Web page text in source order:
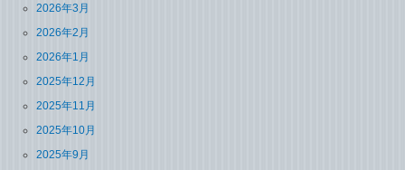
2026年3月
2026年2月
2026年1月
2025年12月
2025年11月
2025年10月
2025年9月